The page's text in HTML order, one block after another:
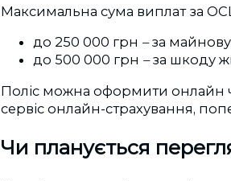
Максимальна сума виплат за
до 250 000 грн –за
до 500 000 грн –за шкоду
Поліс можна оформити онлайн
сервіс онлайн-страхування,
Чи планується